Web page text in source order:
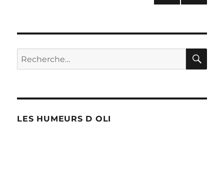
publications
ANT
E
Recherche
pour :
LES HUMEURS D OLI